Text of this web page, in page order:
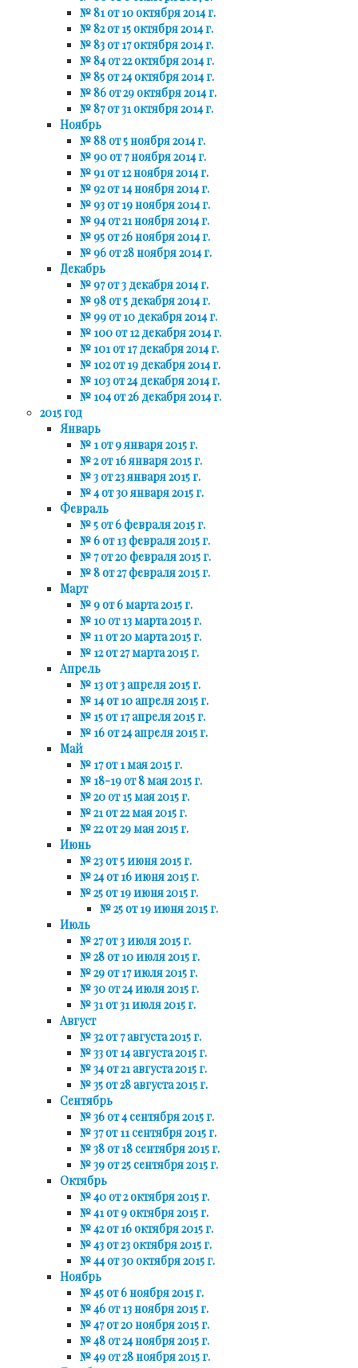
№ 81 от 10 октября 2014 г.
№ 82 от 15 октября 2014 г.
№ 83 от 17 октября 2014 г.
№ 84 от 22 октября 2014 г.
№ 85 от 24 октября 2014 г.
№ 86 от 29 октября 2014 г.
№ 87 от 31 октября 2014 г.
Ноябрь
№ 88 от 5 ноября 2014 г.
№ 90 от 7 ноября 2014 г.
№ 91 от 12 ноября 2014 г.
№ 92 от 14 ноября 2014 г.
№ 93 от 19 ноября 2014 г.
№ 94 от 21 ноября 2014 г.
№ 95 от 26 ноября 2014 г.
№ 96 от 28 ноября 2014 г.
Декабрь
№ 97 от 3 декабря 2014 г.
№ 98 от 5 декабря 2014 г.
№ 99 от 10 декабря 2014 г.
№ 100 от 12 декабря 2014 г.
№ 101 от 17 декабря 2014 г.
№ 102 от 19 декабря 2014 г.
№ 103 от 24 декабря 2014 г.
№ 104 от 26 декабря 2014 г.
2015 год
Январь
№ 1 от 9 января 2015 г.
№ 2 от 16 января 2015 г.
№ 3 от 23 января 2015 г.
№ 4 от 30 января 2015 г.
Февраль
№ 5 от 6 февраля 2015 г.
№ 6 от 13 февраля 2015 г.
№ 7 от 20 февраля 2015 г.
№ 8 от 27 февраля 2015 г.
Март
№ 9 от 6 марта 2015 г.
№ 10 от 13 марта 2015 г.
№ 11 от 20 марта 2015 г.
№ 12 от 27 марта 2015 г.
Апрель
№ 13 от 3 апреля 2015 г.
№ 14 от 10 апреля 2015 г.
№ 15 от 17 апреля 2015 г.
№ 16 от 24 апреля 2015 г.
Май
№ 17 от 1 мая 2015 г.
№ 18-19 от 8 мая 2015 г.
№ 20 от 15 мая 2015 г.
№ 21 от 22 мая 2015 г.
№ 22 от 29 мая 2015 г.
Июнь
№ 23 от 5 июня 2015 г.
№ 24 от 16 июня 2015 г.
№ 25 от 19 июня 2015 г.
№ 25 от 19 июня 2015 г.
Июль
№ 27 от 3 июля 2015 г.
№ 28 от 10 июля 2015 г.
№ 29 от 17 июля 2015 г.
№ 30 от 24 июля 2015 г.
№ 31 от 31 июля 2015 г.
Август
№ 32 от 7 августа 2015 г.
№ 33 от 14 августа 2015 г.
№ 34 от 21 августа 2015 г.
№ 35 от 28 августа 2015 г.
Сентябрь
№ 36 от 4 сентября 2015 г.
№ 37 от 11 сентября 2015 г.
№ 38 от 18 сентября 2015 г.
№ 39 от 25 сентября 2015 г.
Октябрь
№ 40 от 2 октября 2015 г.
№ 41 от 9 октября 2015 г.
№ 42 от 16 октября 2015 г.
№ 43 от 23 октября 2015 г.
№ 44 от 30 октября 2015 г.
Ноябрь
№ 45 от 6 ноября 2015 г.
№ 46 от 13 ноября 2015 г.
№ 47 от 20 ноября 2015 г.
№ 48 от 24 ноября 2015 г.
№ 49 от 28 ноября 2015 г.